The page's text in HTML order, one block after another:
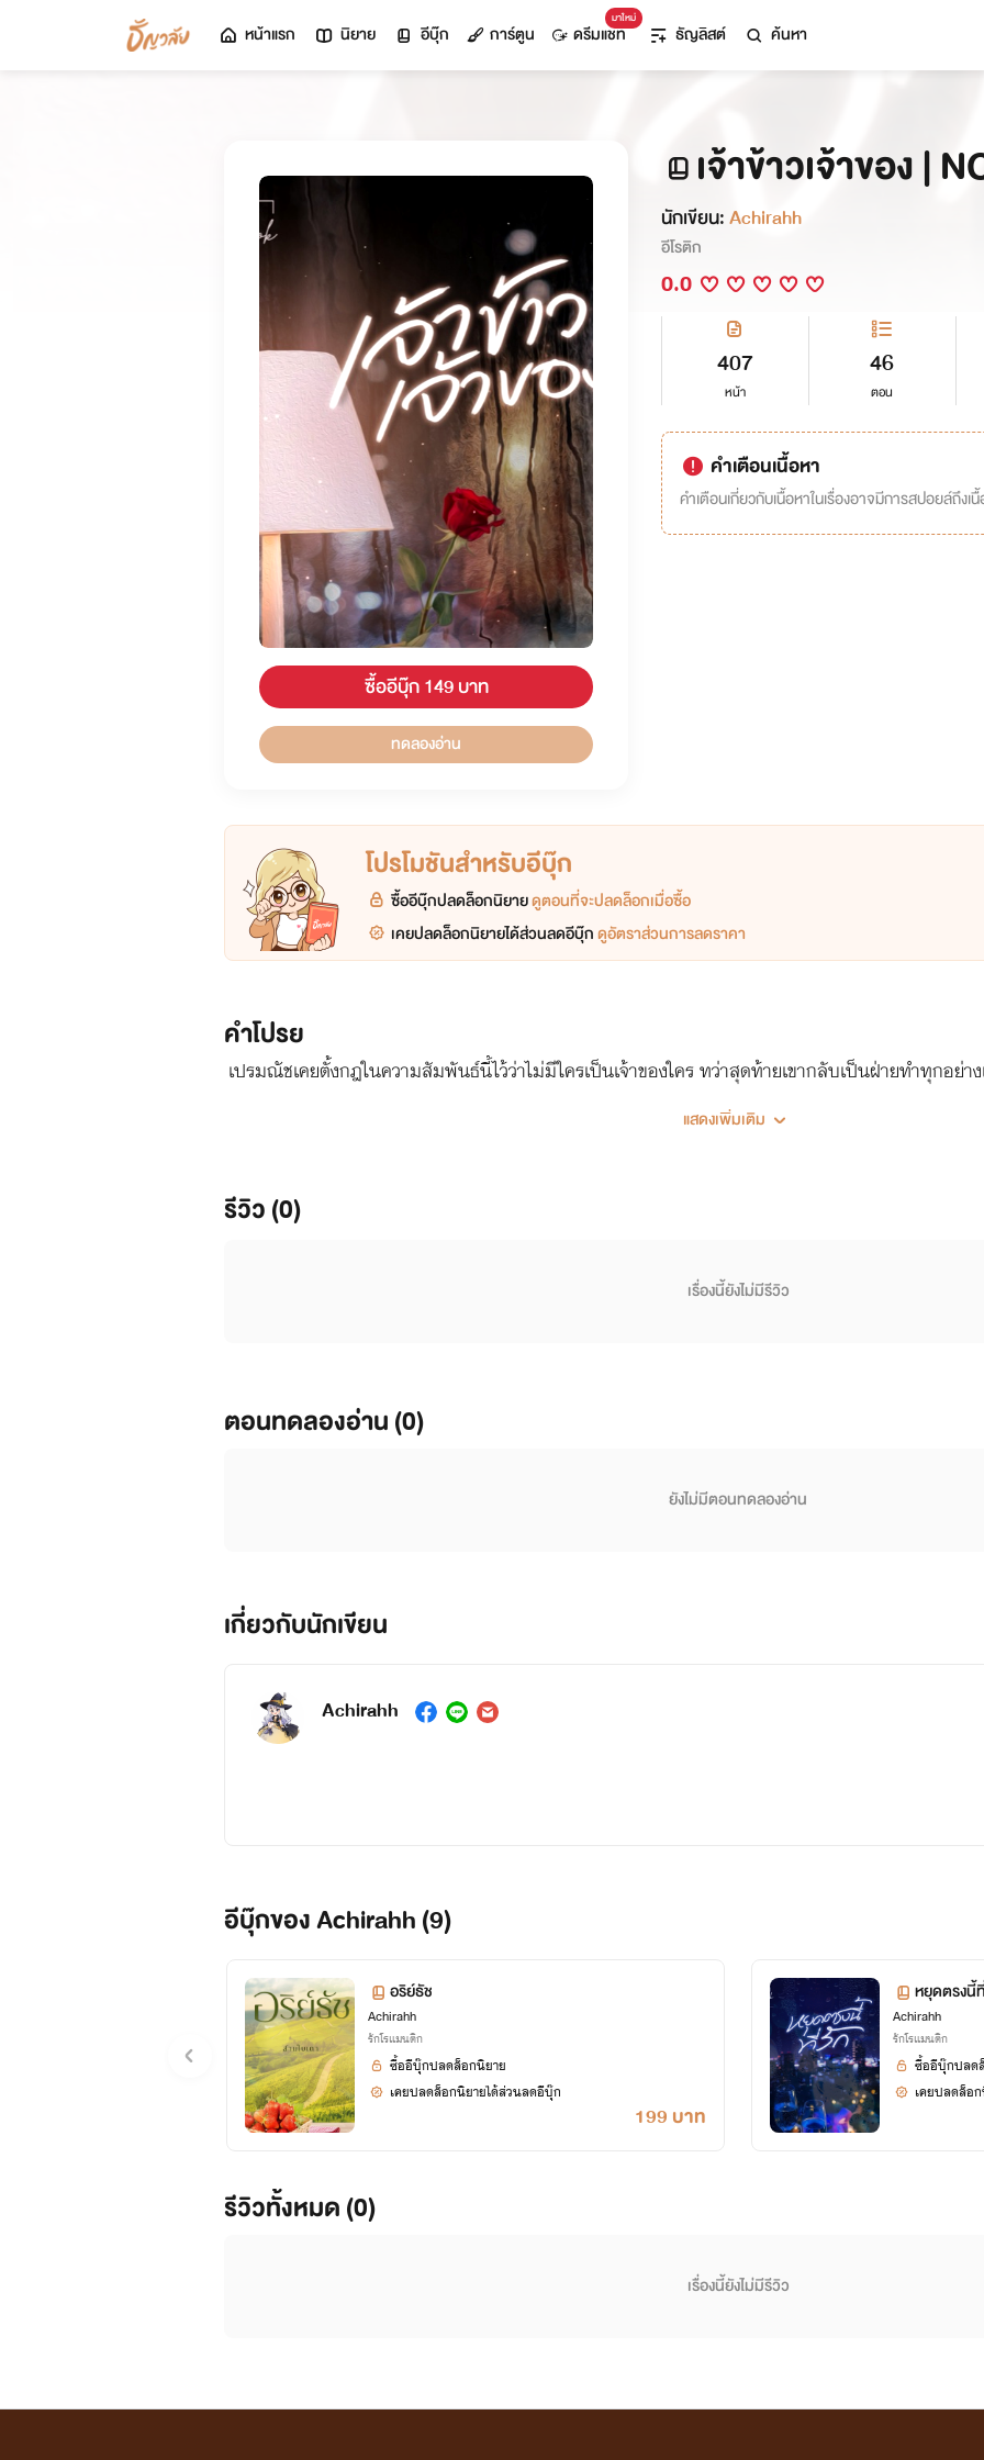
หน้าแรก นิยาย อีบุ๊ก การ์ตูน
มาใหม่
ดรีมแชท ธัญลิสต์ ค้นหา
ซื้ออีบุ๊ก 149 บาท
ทดลองอ่าน
เจ้าข้าวเจ้าของ |
นักเขียน:Achirahh
อีโรติก
0.0
407
หน้า
46
ตอน
คำเตือนเนื้อหา
คำเตือนเกี่ยวกับเนื้อหาในเรื่องอาจมีการสปอยล์ถึงเ
โปรโมชันสำหรับอีบุ๊ก
ซื้ออีบุ๊กปลดล็อกนิยายดูตอนที่จะปลดล็อกเมื่อซื้อ
เคยปลดล็อกนิยายได้ส่วนลดอีบุ๊กดูอัตราส่วนการลดราคา
คำโปรย
เปรมณัชเคยตั้งกฎในความสัมพันธ์นี้ไว้ว่าไม่มีใครเป็นเจ้าของใคร ทว่าสุดท้ายเขากลับเป็นฝ่ายทำทุกอย่าง
แสดงเพิ่มเติม
รีวิว (0)
เรื่องนี้ยังไม่มีรีวิว
ตอนทดลองอ่าน (0)
ยังไม่มีตอนทดลองอ่าน
เกี่ยวกับนักเขียน
Achirahh
ขอบคุณรีดเดอร์ที่คอยซัพพอร์ต นับว่าเป็นกำลังใจที่ยิ่งใหญ่ของไรท์ตัว
อีบุ๊กของ Achirahh (9)
อริย์ธัช
Achirahh
รักโรแมนติก
199 บาท
ซื้ออีบุ๊กปลดล็อกนิยาย
เคยปลดล็อกนิยายได้ส่วนลดอีบุ๊ก
หยุดตรงนี้
Achirahh
รักโรแมนติก
ซื้ออีบุ๊กปลด
เคยปลดล็อ
รีวิวทั้งหมด (0)
เรื่องนี้ยังไม่มีรีวิว